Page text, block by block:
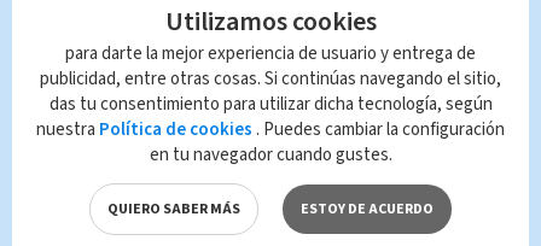
Telediario En Directo con Paula
Brenes, 07 de agosto 2026
Utilizamos cookies
para darte la mejor experiencia de usuario y entrega de
publicidad, entre otras cosas. Si continúas navegando el sitio,
das tu consentimiento para utilizar dicha tecnología, según
nuestra Política de cookies . Puedes cambiar la configuración
en tu navegador cuando gustes.
QUIERO SABER MÁS ESTOY DE ACUERDO